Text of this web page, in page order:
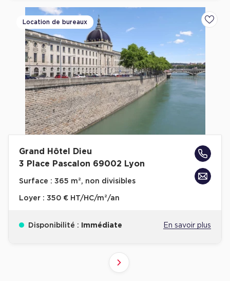
Location de bureaux
Grand Hôtel Dieu
3 Place Pascalon 69002 Lyon
Surface : 365 m², non divisibles
Loyer : 350 € HT/HC/m²/an
Disponibilité : Immédiate En savoir plus
Suivant